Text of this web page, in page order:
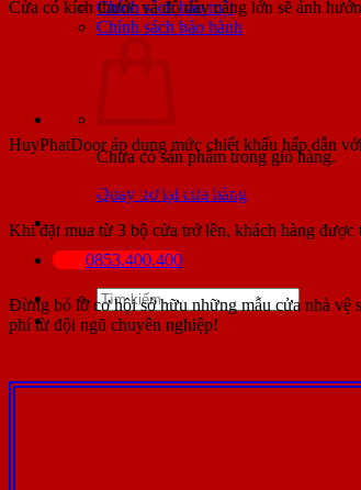
Chính sách bảo mật
Chính sách bảo hành
Chưa có sản phẩm trong giỏ hàng.
Quay trở lại cửa hàng
0853.400.400
Tìm
kiếm:
Cửa có kích thước và độ dày càng lớn sẽ ảnh
HuyPhatDoor áp dụng mức chiết khấu hấp dẫn
2.2 Tặng kèm phụ kiện chính hãng
Khi đặt mua từ 3 bộ cửa trở lên, khách hàng
Đừng bỏ lỡ cơ hội sở hữu những mẫu cửa nhà vệ
phí từ đội ngũ chuyên nghiệp!